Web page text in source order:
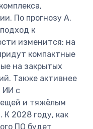
По прогнозу А.
к
изменится: на
компактные
на закрытых
Также активнее
ИИ с
и тяжёлым
2028 году, как
ПО будет